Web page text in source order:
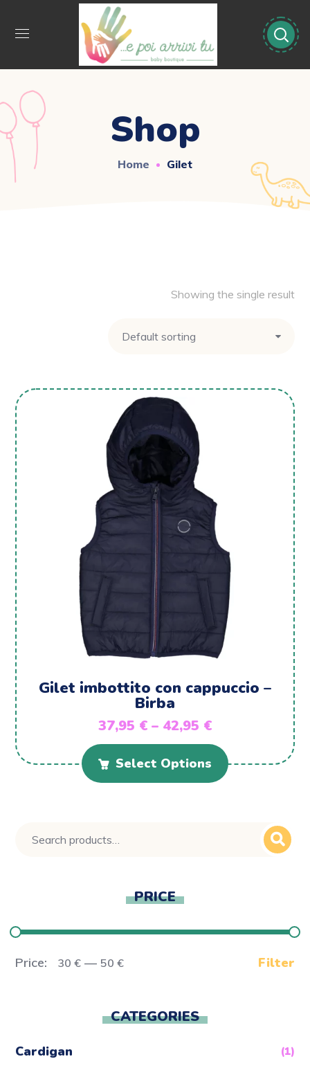
Shop
Home Gilet
Showing the single result
Gilet imbottito con cappuccio –
Birba
37,95 € – 42,95 €
Select Options
PRICE
Filter
Price: 30 € — 50 €
CATEGORIES
Cardigan (1)